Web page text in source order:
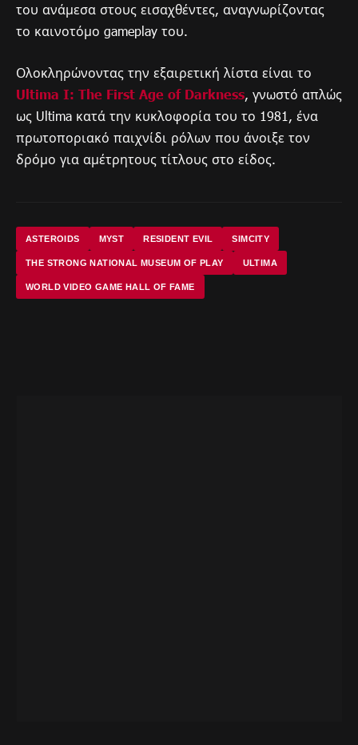
του ανάμεσα στους εισαχθέντες, αναγνωρίζοντας
το καινοτόμο gameplay του.
Ολοκληρώνοντας την εξαιρετική λίστα είναι το
Ultima I: The First Age of Darkness, γνωστό απλώς
ως Ultima κατά την κυκλοφορία του το 1981, ένα
πρωτοποριακό παιχνίδι ρόλων που άνοιξε τον
δρόμο για αμέτρητους τίτλους στο είδος.
ASTEROIDS MYST RESIDENT EVIL SIMCITY
THE STRONG NATIONAL MUSEUM OF PLAY ULTIMA
WORLD VIDEO GAME HALL OF FAME